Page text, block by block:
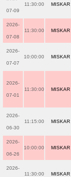
07-09
11:30:00 MISKAR
2026-
07-08
11:30:00 MISKAR
2026-
07-07
10:00:00 MISKAR
2026-
07-01
11:30:00 MISKAR
2026-
06-30
11:15:00 MISKAR
2026-
06-26
10:00:00 MISKAR
2026-
11:30:00 MISKAR